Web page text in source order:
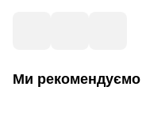
Ми рекомендуємо